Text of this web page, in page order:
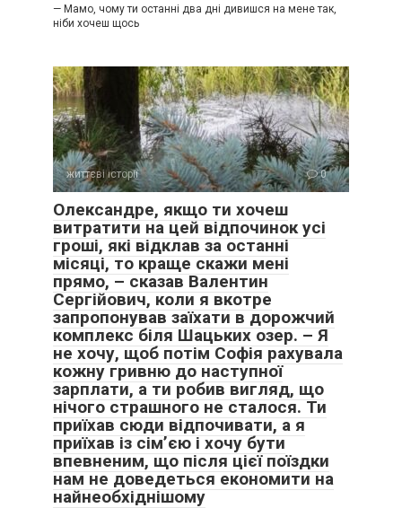
— Мамо, чому ти останні два дні дивишся на мене так,
ніби хочеш щось
життєві історії 0
Олександре, якщо ти хочеш
витратити на цей відпочинок усі
гроші, які відклав за останні
місяці, то краще скажи мені
прямо, – сказав Валентин
Сергійович, коли я вкотре
запропонував заїхати в дорожчий
комплекс біля Шацьких озер. – Я
не хочу, щоб потім Софія рахувала
кожну гривню до наступної
зарплати, а ти робив вигляд, що
нічого страшного не сталося. Ти
приїхав сюди відпочивати, а я
приїхав із сім’єю і хочу бути
впевненим, що після цієї поїздки
нам не доведеться економити на
найнеобхіднішому